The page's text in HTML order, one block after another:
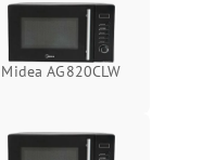
Midea AG820CLW